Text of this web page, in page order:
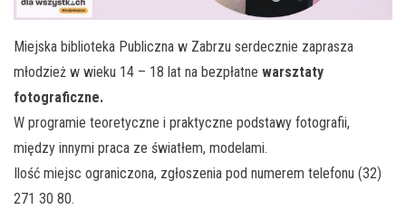
Miejska biblioteka Publiczna w Zabrzu serdecznie zaprasza
młodzież w wieku 14 – 18 lat na bezpłatne warsztaty
fotograficzne.
W programie teoretyczne i praktyczne podstawy fotografii,
między innymi praca ze światłem, modelami.
Ilość miejsc ograniczona, zgłoszenia pod numerem telefonu (32)
271 30 80.